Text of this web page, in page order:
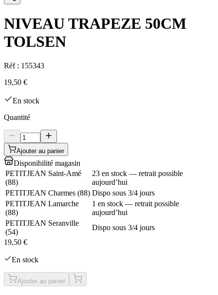
NIVEAU TRAPEZE 50CM
TOLSEN
Réf : 155343
19,50 €
En stock
Quantité
Ajouter au panier
Disponibilité magasin
PETITJEAN Saint-Amé
(88)
23 en stock — retrait possible
aujourd’hui
PETITJEAN Charmes (88) Dispo sous 3/4 jours
PETITJEAN Lamarche
(88)
1 en stock — retrait possible
aujourd’hui
PETITJEAN Seranville
(54)
Dispo sous 3/4 jours
19,50 €
En stock
Ajouter au panier